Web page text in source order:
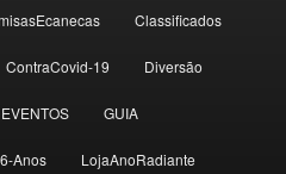
Classificados
ContraCovid-19 Diversão
EVENTOS GUIA
Anos LojaAnoRadiante